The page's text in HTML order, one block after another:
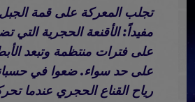
تجلب المعركة على قمة الجبل
مفيداً: الأقنعة الحجرية التي
على فترات منتظمة وتبعد
على حد سواء. ضعوا في
رياح القناع الحجري عندما